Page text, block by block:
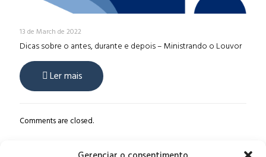
13 de March de 2022
Dicas sobre o antes, durante e depois – Ministrando o Louvor
Ler mais
Comments are closed.